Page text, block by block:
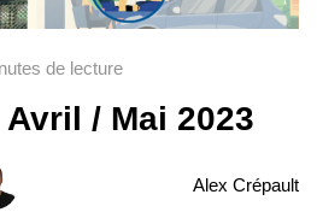
de lecture
/ Mai 2023
Alex Crépault